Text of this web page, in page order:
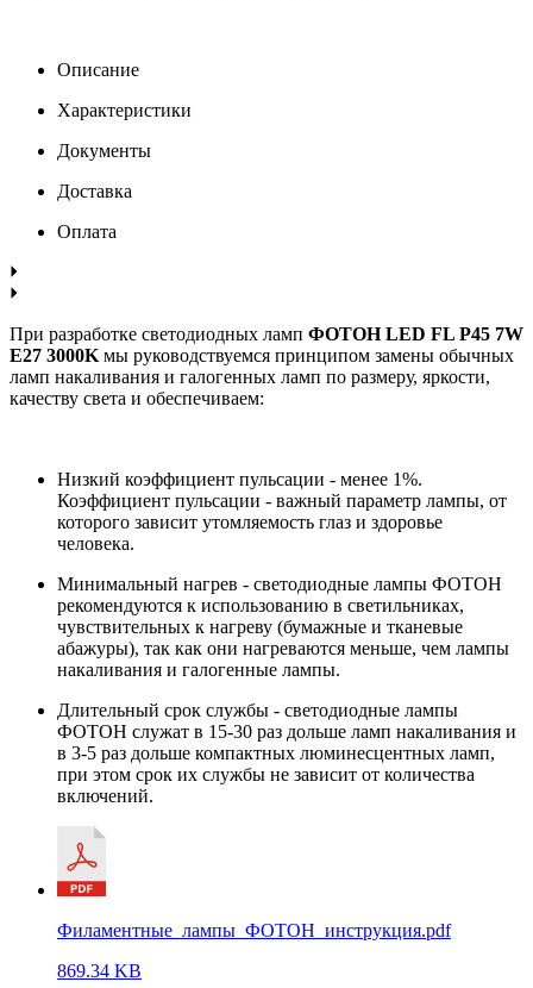
Описание
Характеристики
Документы
Доставка
Оплата
При разработке светодиодных ламп ФОТОН LED FL P45 7W
E27 3000K мы руководствуемся принципом замены обычных
ламп накаливания и галогенных ламп по размеру, яркости,
качеству света и обеспечиваем:
Низкий коэффициент пульсации - менее 1%.
Коэффициент пульсации - важный параметр лампы, от
которого зависит утомляемость глаз и здоровье
человека.
Минимальный нагрев - светодиодные лампы ФОТОН
рекомендуются к использованию в светильниках,
чувствительных к нагреву (бумажные и тканевые
абажуры), так как они нагреваются меньше, чем лампы
накаливания и галогенные лампы.
Длительный срок службы - светодиодные лампы
ФОТОН служат в 15-30 раз дольше ламп накаливания и
в 3-5 раз дольше компактных люминесцентных ламп,
при этом срок их службы не зависит от количества
включений.
Филаментные_лампы_ФОТОН_инструкция.pdf
869.34 KB